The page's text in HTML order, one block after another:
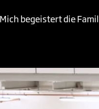
Mich begeistert die